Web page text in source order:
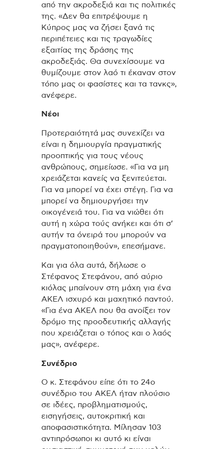
από την ακροδεξιά και τις πολιτικές
της. «Δεν θα επιτρέψουμε η
Κύπρος μας να ζήσει ξανά τις
περιπέτειες και τις τραγωδίες
εξαιτίας της δράσης της
ακροδεξιάς. Θα συνεχίσουμε να
θυμίζουμε στον λαό τι έκαναν στον
τόπο μας οι φασίστες και τα τανκς»,
ανέφερε.
Νέοι
Προτεραιότητά μας συνεχίζει να
είναι η δημιουργία πραγματικής
προοπτικής για τους νέους
ανθρώπους, σημείωσε. «Για να μη
χρειάζεται κανείς να ξενιτεύεται.
Για να μπορεί να έχει στέγη. Για να
μπορεί να δημιουργήσει την
οικογένειά του. Για να νιώθει ότι
αυτή η χώρα τούς ανήκει και ότι σ’
αυτήν τα όνειρά του μπορούν να
πραγματοποιηθούν», επεσήμανε.
Και για όλα αυτά, δήλωσε ο
Στέφανος Στεφάνου, από αύριο
κιόλας μπαίνουν στη μάχη για ένα
ΑΚΕΛ ισχυρό και μαχητικό παντού.
«Για ένα ΑΚΕΛ που θα ανοίξει τον
δρόμο της προοδευτικής αλλαγής
που χρειάζεται ο τόπος και ο λαός
μας», ανέφερε.
Συνέδριο
Ο κ. Στεφάνου είπε ότι το 24ο
συνέδριο του ΑΚΕΛ ήταν πλούσιο
σε ιδέες, προβληματισμούς,
εισηγήσεις, αυτοκριτική και
αποφασιστικότητα. Μίλησαν 103
αντιπρόσωποι κι αυτό κι είναι